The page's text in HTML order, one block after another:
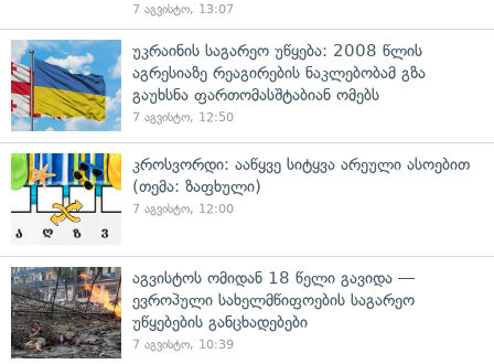
7 აგვისტო, 13:07
უკრაინის საგარეო უწყება: 2008 წლის
აგრესიაზე რეაგირების ნაკლებობამ გზა
გაუხსნა ფართომასშტაბიან ომებს
7 აგვისტო, 12:50
კროსვორდი: ააწყვე სიტყვა არეული ასოებით
(თემა: ზაფხული)
7 აგვისტო, 12:00
აგვისტოს ომიდან 18 წელი გავიდა —
ევროპული სახელმწიფოების საგარეო
უწყებების განცხადებები
7 აგვისტო, 10:39